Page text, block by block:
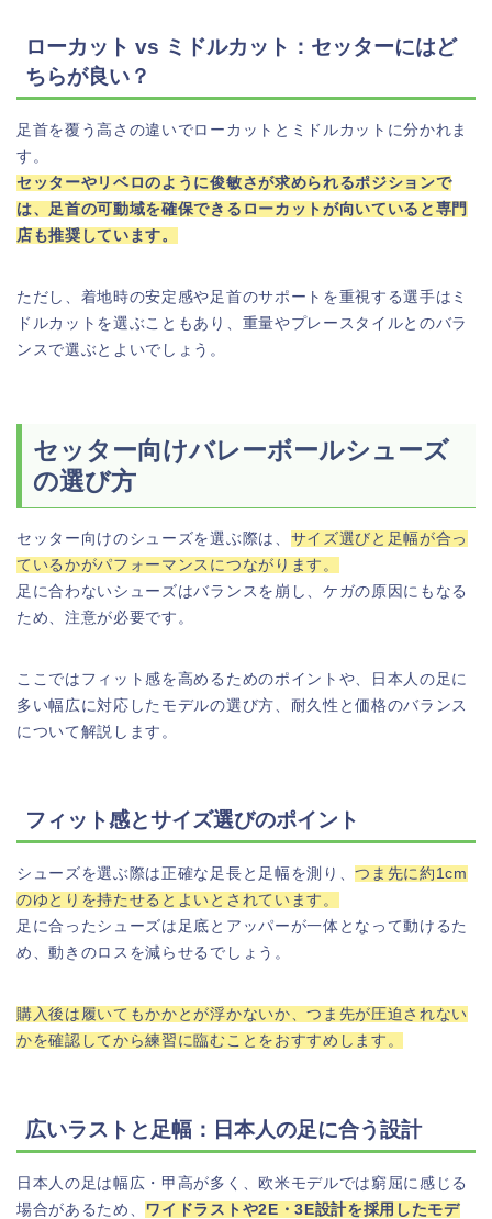
ローカット vs ミドルカット：セッターにはど
ちらが良い？
足首を覆う高さの違いでローカットとミドルカットに分かれま
す。
セッターやリベロのように俊敏さが求められるポジションで
は、足首の可動域を確保できるローカットが向いていると専門
店も推奨しています。
ただし、着地時の安定感や足首のサポートを重視する選手はミ
ドルカットを選ぶこともあり、重量やプレースタイルとのバラ
ンスで選ぶとよいでしょう。
セッター向けバレーボールシューズ
の選び方
セッター向けのシューズを選ぶ際は、 サイズ選びと足幅が合っ
ているかがパフォーマンスにつながります。
足に合わないシューズはバランスを崩し、ケガの原因にもなる
ため、注意が必要です。
ここではフィット感を高めるためのポイントや、日本人の足に
多い幅広に対応したモデルの選び方、耐久性と価格のバランス
について解説します。
フィット感とサイズ選びのポイント
シューズを選ぶ際は正確な足長と足幅を測り、つま先に約1cm
のゆとりを持たせるとよいとされています。
足に合ったシューズは足底とアッパーが一体となって動けるた
め、動きのロスを減らせるでしょう。
購入後は履いてもかかとが浮かないか、つま先が圧迫されない
かを確認してから練習に臨むことをおすすめします。
広いラストと足幅：日本人の足に合う設計
日本人の足は幅広・甲高が多く、欧米モデルでは窮屈に感じる
場合があるため、
ワイドラストや2E・3E設計を採用したモデ